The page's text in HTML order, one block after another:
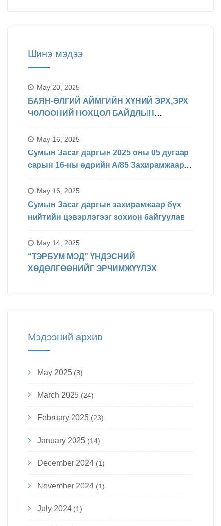
Шинэ мэдээ
May 20, 2025
БАЯН-ӨЛГИЙ АЙМГИЙН ХҮНИЙ ЭРХ,ЭРХ
ЧӨЛӨӨНИЙ НӨХЦӨЛ БАЙДЛЫН
May 16, 2025
Сумын Засаг даргын 2025 оны 05 дугаар
сарын 16-ны өдрийн А/85 Захирамжаар
явагдахаар болсон.
May 16, 2025
Сумын Засаг даргын захирамжаар бүх
нийтийн цэвэрлэгээг зохион байгуулав
May 14, 2025
“ТЭРБУМ МОД” ҮНДЭСНИЙ
ХӨДӨЛГӨӨНИЙГ ЭРЧИМЖҮҮЛЭХ
Мэдээний архив
May 2025 (8)
March 2025 (24)
February 2025 (23)
January 2025 (14)
December 2024 (1)
November 2024 (1)
July 2024 (1)